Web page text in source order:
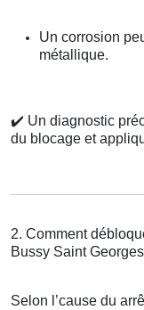
Un corrosion
métallique.
✔️ Un diagnostic
du blocage et
2. Comment
Bussy Saint
Selon l’cause du